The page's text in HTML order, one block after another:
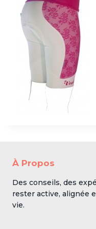
À Propos
Des conseils, des
rester active, alignée
vie.